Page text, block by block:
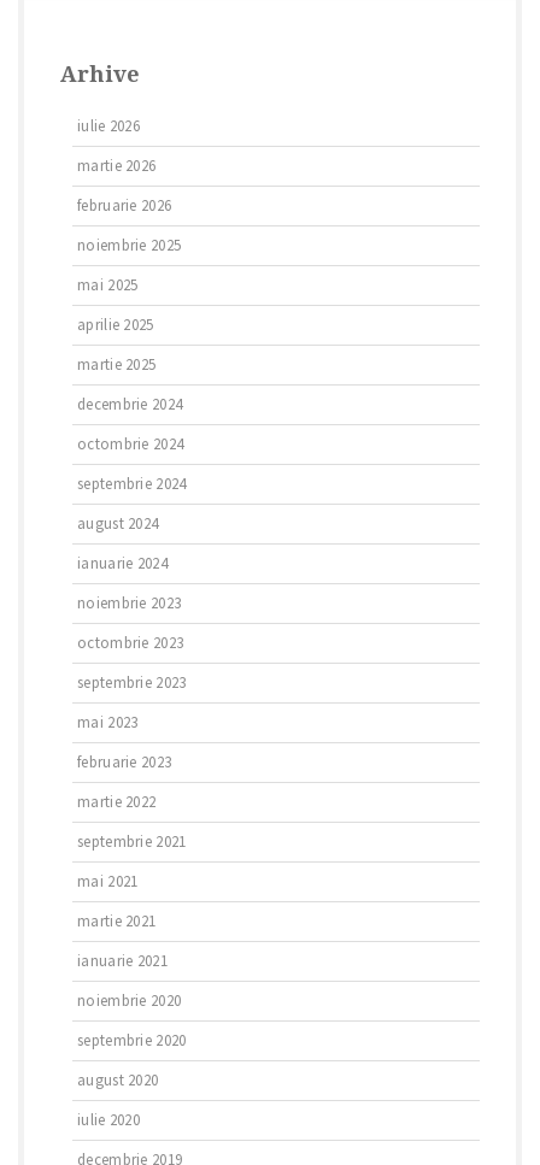
Arhive
iulie 2026
martie 2026
februarie 2026
noiembrie 2025
mai 2025
aprilie 2025
martie 2025
decembrie 2024
octombrie 2024
septembrie 2024
august 2024
ianuarie 2024
noiembrie 2023
octombrie 2023
septembrie 2023
mai 2023
februarie 2023
martie 2022
septembrie 2021
mai 2021
martie 2021
ianuarie 2021
noiembrie 2020
septembrie 2020
august 2020
iulie 2020
decembrie 2019